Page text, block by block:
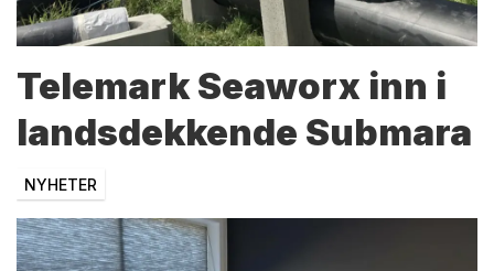
Telemark Seaworx inn i
landsdekkende Submara
NYHETER